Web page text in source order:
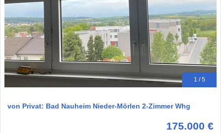
1 / 5
von Privat: Bad Nauheim Nieder-Mörlen 2-Zimmer Whg
175.000 €